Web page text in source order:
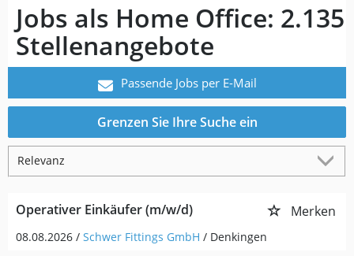
Jobs als Home Office: 2.135
Stellenangebote
Passende Jobs per E-Mail
Grenzen Sie Ihre Suche ein
Operativer Einkäufer (m/w/d) Merken
08.08.2026 / Schwer Fittings GmbH / Denkingen